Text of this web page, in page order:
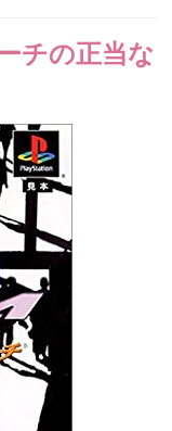
チの正当な